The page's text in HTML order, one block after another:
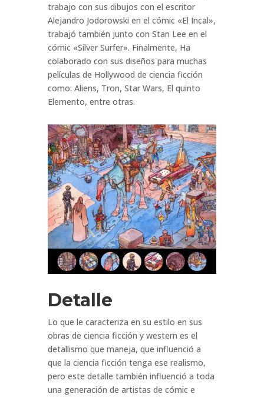
trabajo con sus dibujos con el escritor
Alejandro Jodorowski en el cómic «El Incal»,
trabajó también junto con Stan Lee en el
cómic «Silver Surfer». Finalmente, Ha
colaborado con sus diseños para muchas
películas de Hollywood de ciencia ficción
como: Aliens, Tron, Star Wars, El quinto
Elemento, entre otras.
Detalle
Lo que le caracteriza en su estilo en sus
obras de ciencia ficción y western es el
detallismo que maneja, que influenció a
que la ciencia ficción tenga ese realismo,
pero este detalle también influenció a toda
una generación de artistas de cómic e